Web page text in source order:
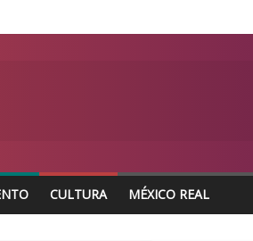
CULTURA MÉXICO REAL